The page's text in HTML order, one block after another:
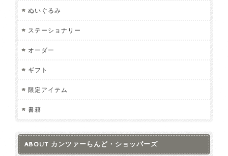
ぬいぐるみ
ステーショナリー
オーダー
ギフト
限定アイテム
書籍
ABOUT カンツァーらんど・ショッパーズ